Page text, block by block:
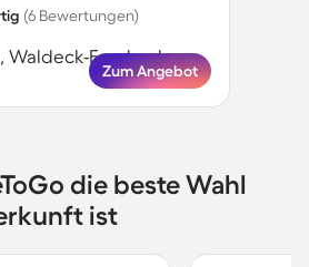
(6 Bewertungen)
Bromskirchen, Waldeck-Frankenberg, Deutschland
Zum Angebot
die beste Wahl
ist